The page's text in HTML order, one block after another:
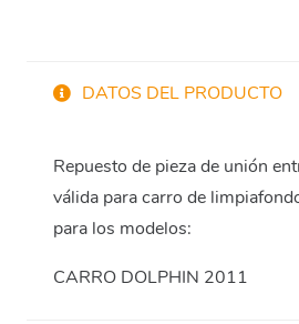
DATOS DEL PRODUCTO
Repuesto de pieza de unión
válida para carro de
para los modelos:
CARRO DOLPHIN 2011